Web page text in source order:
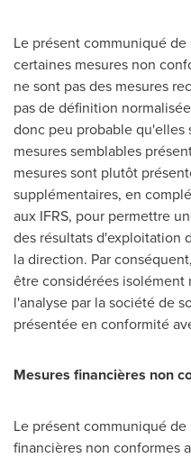
Le présent communiqué
certaines mesures non
ne sont pas des mesures
pas de définition
donc peu probable qu'elles
mesures semblables
mesures sont plutôt
supplémentaires, en
aux IFRS, pour permettre
des résultats d'exploitation
la direction. Par
être considérées
l'analyse par la société de
présentée en conformité
Mesures financières non
Le présent communiqué
financières non conformes